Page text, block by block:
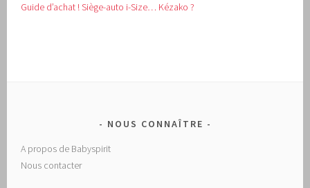
Guide d’achat !Siège-auto i-Size… Kézako ?
NOUS CONNAÎTRE
A propos de Babyspirit
Nous contacter